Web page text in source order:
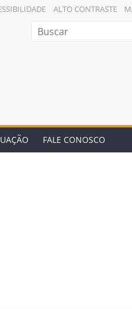
ALTO CONTRASTE
FALE CONOSCO